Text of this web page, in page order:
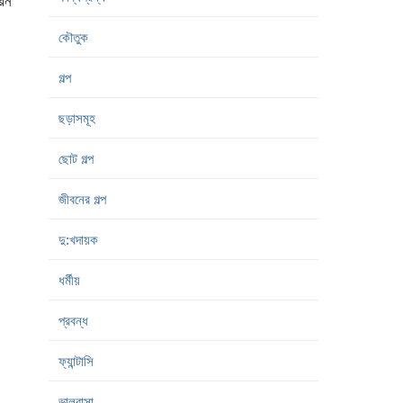
কৌতুক
গল্প
ছড়াসমূহ
ছোট গল্প
জীবনের গল্প
দু:খদায়ক
ধর্মীয়
প্রবন্ধ
ফ্যান্টাসি